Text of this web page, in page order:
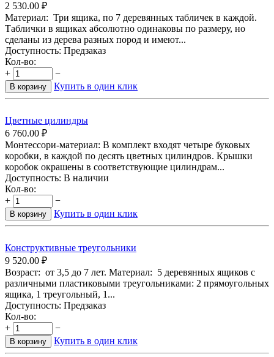
2 530.00 ₽
Материал: Три ящика, по 7 деревянных табличек в каждой.
Таблички в ящиках абсолютно одинаковы по размеру, но
сделаны из дерева разных пород и имеют...
Доступность: Предзаказ
Кол-во:
+
−
В корзину Купить в один клик
Цветные цилиндры
6 760.00 ₽
Монтессори-материал: В комплект входят четыре буковых
коробки, в каждой по десять цветных цилиндров. Крышки
коробок окрашены в соответствующие цилиндрам...
Доступность: В наличии
Кол-во:
+
−
В корзину Купить в один клик
Конструктивные треугольники
9 520.00 ₽
Возраст: от 3,5 до 7 лет. Материал: 5 деревянных ящиков с
различными пластиковыми треугольниками: 2 прямоугольных
ящика, 1 треугольный, 1...
Доступность: Предзаказ
Кол-во:
+
−
В корзину Купить в один клик